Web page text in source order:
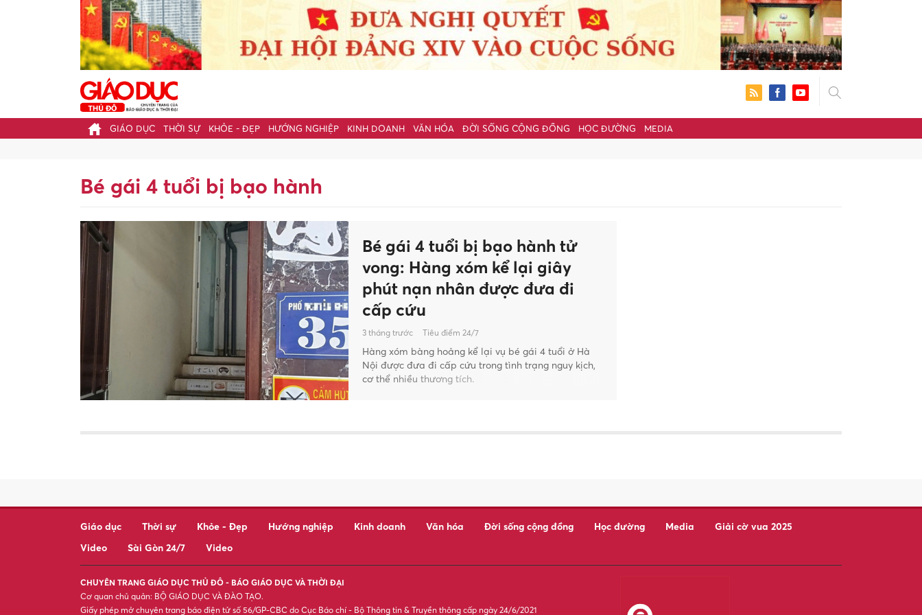
GIÁO DỤC THỜI SỰ KHỎE - ĐẸP HƯỚNG NGHIỆP KINH DOANH VĂN HÓA ĐỜI SỐNG CỘNG ĐỒNG HỌC ĐƯỜNG MEDIA
Bé gái 4 tuổi bị bạo hành
Bé gái 4 tuổi bị bạo hành tử
vong: Hàng xóm kể lại giây
phút nạn nhân được đưa đi
cấp cứu
3 tháng trước Tiêu điểm 24/7
Hàng xóm bàng hoảng kể lại vụ bé gái 4 tuổi ở Hà
Nội được đưa đi cấp cứu trong tình trạng nguy kịch,
cơ thể nhiều thương tích.
Giáo dục Thời sự Khỏe - Đẹp Hướng nghiệp Kinh doanh Văn hóa Đời sống cộng đồng Học đường Media
Giải cờ vua 2025
Video
Sài Gòn 24/7 Video
CHUYÊN TRANG GIÁO DỤC THỦ ĐÔ - BÁO GIÁO DỤC VÀ THỜI ĐẠI
Cơ quan chủ quản: BỘ GIÁO DỤC VÀ ĐÀO TẠO.
Giấy phép mở chuyên trang báo điện tử số 56/GP-CBC do Cục Báo chí - Bộ Thông tin & Truyền thông cấp ngày 24/6/2021